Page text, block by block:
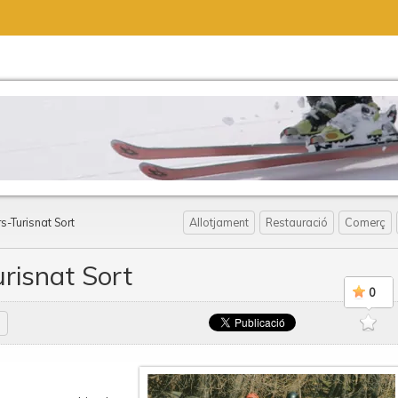
Turisnat Sort Allotjament Restauració Comerç
Sort
0